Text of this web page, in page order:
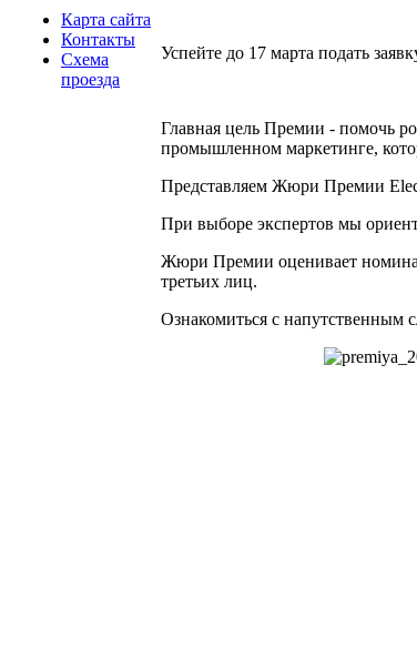
Карта сайта
Контакты
Схема
проезда
Успейте до 17 марта подать
Главная цель Премии - помочь
промышленном маркетинге,
Представляем Жюри Премии
При выборе экспертов мы
Жюри Премии оценивает
третьих лиц.
Ознакомиться с напутственным